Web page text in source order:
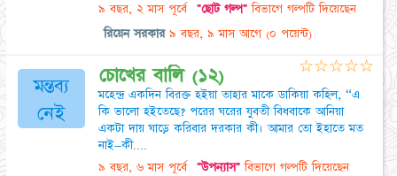
৯ বছর, ২ মাস পূর্বে "ছোট গল্প"বিভাগে গল্পটি দিয়েছেন
রিয়েন সরকার ৯ বছর, ৯ মাস আগে (০ পয়েন্ট)
মন্তব্য
নেই
চোখের বালি (১২)
মহেন্দ্র একদিন বিরক্ত হইয়া তাহার মাকে ডাকিয়া কহিল, “এ
কি ভালো হইতেছে? পরের ঘরের যুবতী বিধবাকে আনিয়া
একটা দায় ঘাড়ে করিবার দরকার কী। আমার তো ইহাতে মত
নাই–কী....
৯ বছর, ৬ মাস পূর্বে "উপন্যাস"বিভাগে গল্পটি দিয়েছেন
☆☆☆☆☆